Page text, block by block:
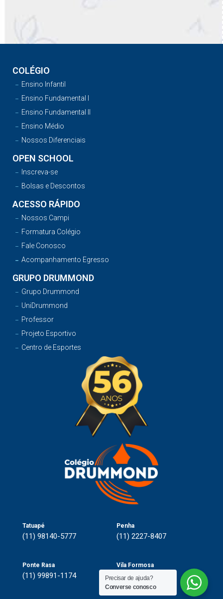
COLÉGIO
Ensino Infantil
Ensino Fundamental I
Ensino Fundamental II
Ensino Médio
Nossos Diferenciais
OPEN SCHOOL
Inscreva-se
Bolsas e Descontos
ACESSO RÁPIDO
Nossos Campi
Formatura Colégio
Fale Conosco
Acompanhamento Egresso
GRUPO DRUMMOND
Grupo Drummond
UniDrummond
Professor
Projeto Esportivo
Centro de Esportes
Tatuapé
(11) 98140-5777
Penha
(11) 2227-8407
Ponte Rasa
(11) 99891-1174
Vila Formosa
(11) 99764-1181
Precisar de ajuda?
Converse conosco